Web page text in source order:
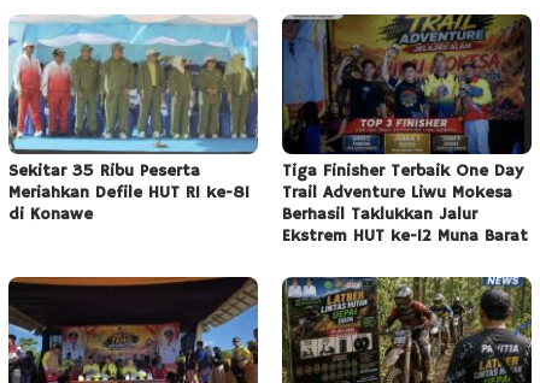
Sekitar 35 Ribu Peserta
Meriahkan Defile HUT RI ke-81
di Konawe
Tiga Finisher Terbaik One Day
Trail Adventure Liwu Mokesa
Berhasil Taklukkan Jalur
Ekstrem HUT ke-12 Muna Barat